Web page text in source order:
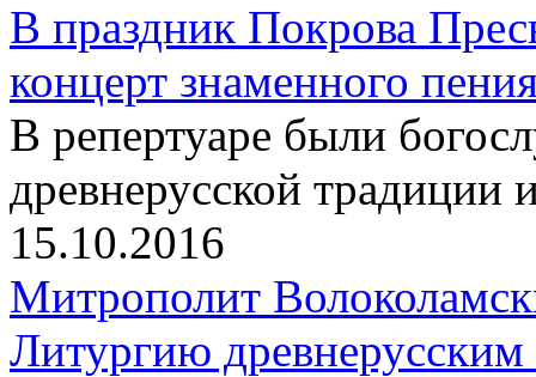
В праздник Покрова
концерт знаменного
В репертуаре были
древнерусской традиции
15.10.2016
Митрополит
Литургию